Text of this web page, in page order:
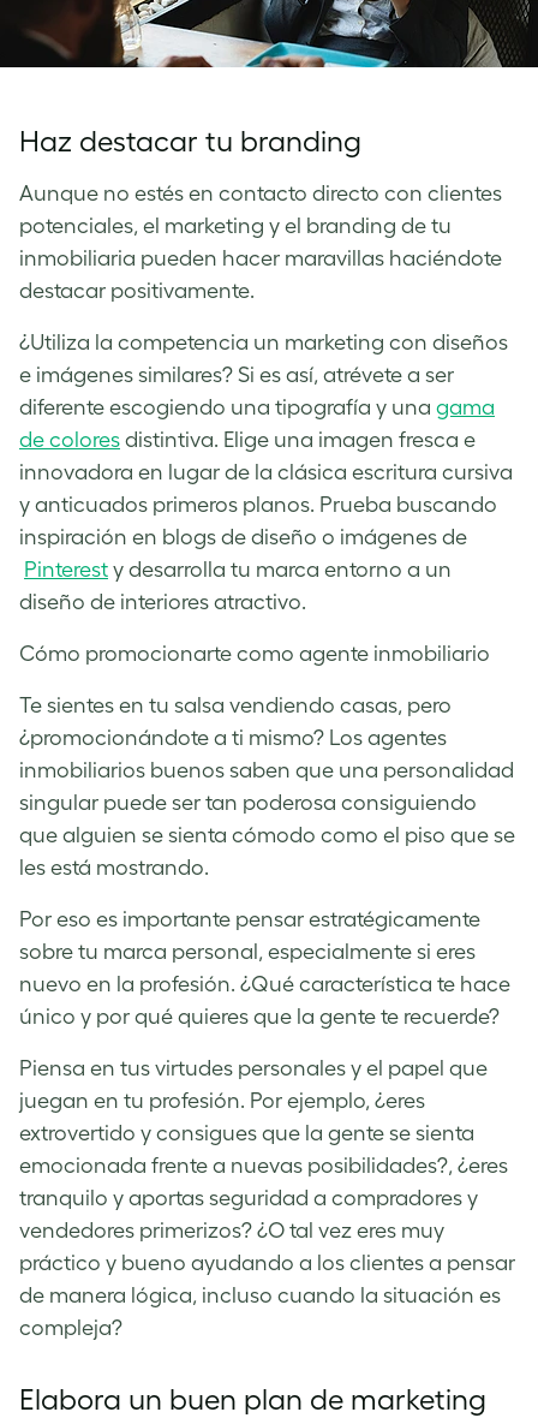
Haz destacar tu branding
Aunque no estés en contacto directo con clientes
potenciales, el marketing y el branding de tu
inmobiliaria pueden hacer maravillas haciéndote
destacar positivamente.
¿Utiliza la competencia un marketing con diseños
e imágenes similares? Si es así, atrévete a ser
diferente escogiendo una tipografía y una gama
de colores distintiva. Elige una imagen fresca e
innovadora en lugar de la clásica escritura cursiva
y anticuados primeros planos. Prueba buscando
inspiración en blogs de diseño o imágenes de
Pinterest y desarrolla tu marca entorno a un
diseño de interiores atractivo.
Cómo promocionarte como agente inmobiliario
Te sientes en tu salsa vendiendo casas, pero
¿promocionándote a ti mismo? Los agentes
inmobiliarios buenos saben que una personalidad
singular puede ser tan poderosa consiguiendo
que alguien se sienta cómodo como el piso que se
les está mostrando.
Por eso es importante pensar estratégicamente
sobre tu marca personal, especialmente si eres
nuevo en la profesión. ¿Qué característica te hace
único y por qué quieres que la gente te recuerde?
Piensa en tus virtudes personales y el papel que
juegan en tu profesión. Por ejemplo, ¿eres
extrovertido y consigues que la gente se sienta
emocionada frente a nuevas posibilidades?, ¿eres
tranquilo y aportas seguridad a compradores y
vendedores primerizos? ¿O tal vez eres muy
práctico y bueno ayudando a los clientes a pensar
de manera lógica, incluso cuando la situación es
compleja?
Elabora un buen plan de marketing